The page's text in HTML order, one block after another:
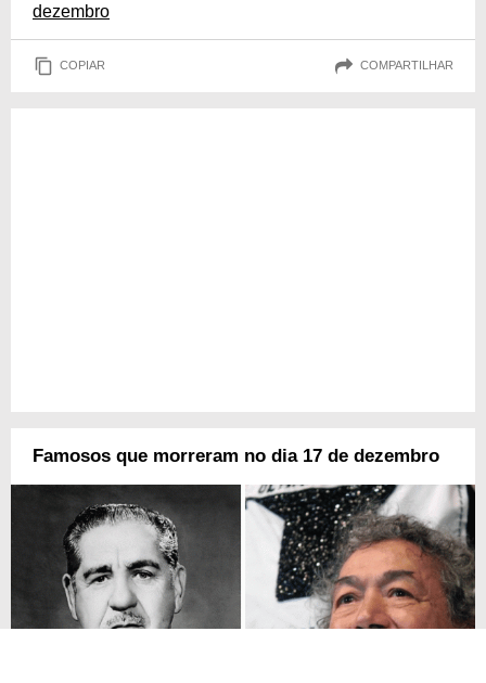
dezembro
COPIAR COMPARTILHAR
Famosos que morreram no dia 17 de dezembro